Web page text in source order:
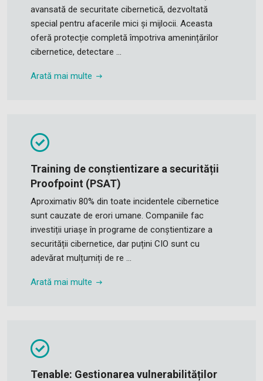
avansată de securitate cibernetică, dezvoltată
special pentru afacerile mici și mijlocii. Aceasta
oferă protecție completă împotriva amenințărilor
cibernetice, detectare ...
Arată mai multe
Training de conștientizare a securității
Proofpoint (PSAT)
Aproximativ 80% din toate incidentele cibernetice
sunt cauzate de erori umane. Companiile fac
investiții uriașe în programe de conștientizare a
securității cibernetice, dar puțini CIO sunt cu
adevărat mulțumiți de re ...
Arată mai multe
Tenable: Gestionarea vulnerabilităților